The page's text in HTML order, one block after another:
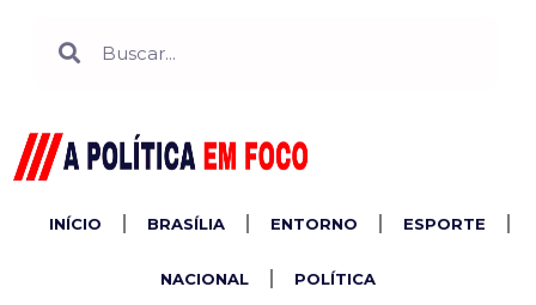
INÍCIO BRASÍLIA ENTORNO ESPORTE
NACIONAL POLÍTICA